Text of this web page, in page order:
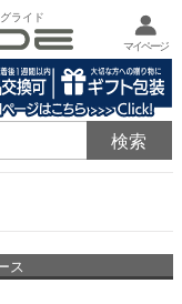
ライド
マイページ
ス